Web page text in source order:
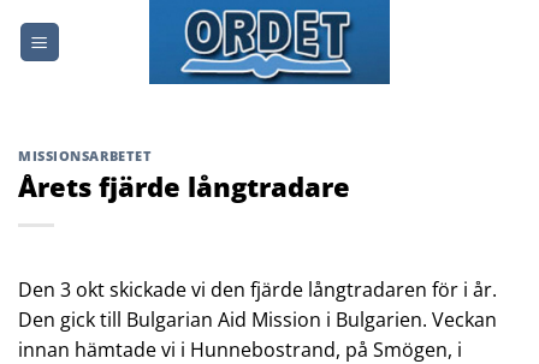
MISSIONSARBETET
Årets fjärde långtradare
Den 3 okt skickade vi den fjärde långtradaren för i år.
Den gick till Bulgarian Aid Mission i Bulgarien. Veckan
innan hämtade vi i Hunnebostrand, på Smögen, i